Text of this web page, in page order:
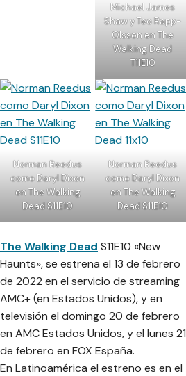
Michael James
Shaw y Teo Rapp-
Olsson en The
Walking Dead
T11E10
Norman Reedus
como Daryl Dixon
en The Walking
Dead S11E10
Norman Reedus
como Daryl Dixon
en The Walking
Dead S11E10
The Walking Dead S11E10 «New
Haunts», se estrena el 13 de febrero
de 2022 en el servicio de streaming
AMC+ (en Estados Unidos), y en
televisión el domingo 20 de febrero
en AMC Estados Unidos, y el lunes 21
de febrero en FOX España.
En Latinoamérica el estreno es en el